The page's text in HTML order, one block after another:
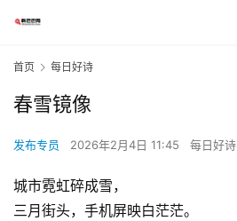
首页 每日好诗
春雪镜像
发布专员 2026年2月4日 11:45 每日好诗
城市霓虹碎成雪，
三月街头，手机屏映白茫茫。